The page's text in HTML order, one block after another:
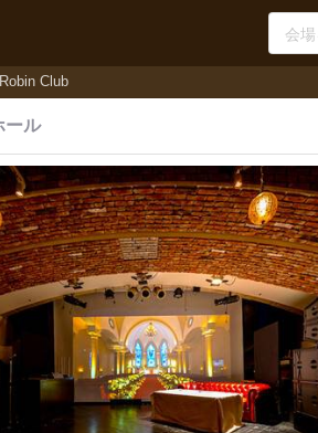
Robin Club
ール